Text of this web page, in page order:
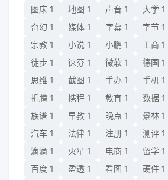
图床 1 地图 1 声音 1 大学 1
奇幻 1 媒体 1 字幕 1 字节 1
宗教 1 小说 1 小鹏 1 工商 1
徒步 1 徕芬 1 微软 1 德国 1
思维 1 截图 1 手办 1 手机 1
折腾 1 携程 1 教育 1 数据 1
族谱 1 早教 1 晚点 1 景林 1
汽车 1 法律 1 注册 1 测评 1
滴滴 1 火星 1 电商 1 留学 1
百度 1 盈透 1 看图 1 硬件 1